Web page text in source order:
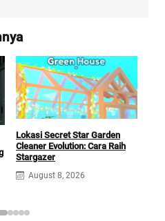
Lokasi Secret Star Garden
Cleaner Evolution: Cara Raih
Stargazer
August 8, 2026